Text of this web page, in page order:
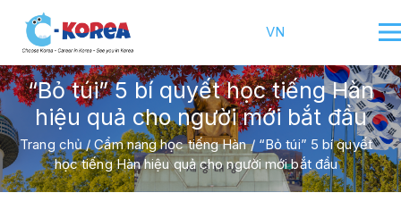
VN
“Bỏ túi” 5 bí quyết học tiếng Hàn
hiệu quả cho người mới bắt đầu
Trang chủ/Cẩm nang học tiếng Hàn/ “Bỏ túi” 5 bí quyết
học tiếng Hàn hiệu quả cho người mới bắt đầu